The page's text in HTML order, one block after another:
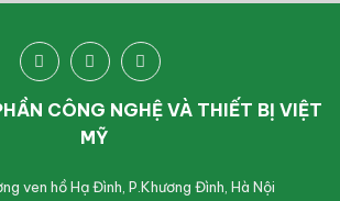
CÔNG NGHỆ VÀ THIẾT BỊ VIỆT
MỸ
ven hồ Hạ Đình, P.Khương Đình, Hà Nội